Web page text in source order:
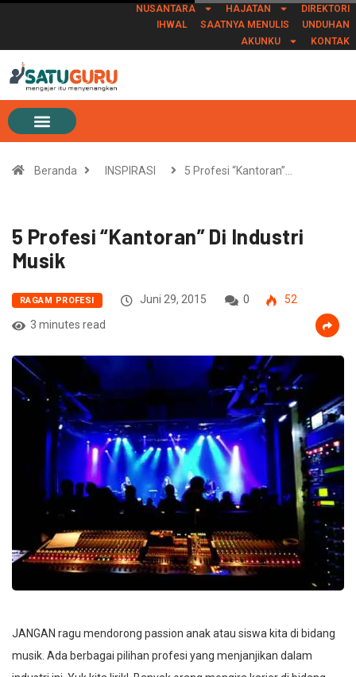
NUSANTARA HAJATAN
DIREKTORI
IHWAL
SAATNYA MENULIS
UNDUHAN
AKUNKU
KONTAK
Beranda INSPIRASI 5 Profesi “Kantoran”…
5 Profesi “Kantoran” Di Industri
Musik
RAGAM PROFESI Juni 29, 2015 0
52
3 minutes read
JANGAN ragu mendorong passion anak atau siswa kita di bidang
musik. Ada berbagai pilihan profesi yang menjanjikan dalam